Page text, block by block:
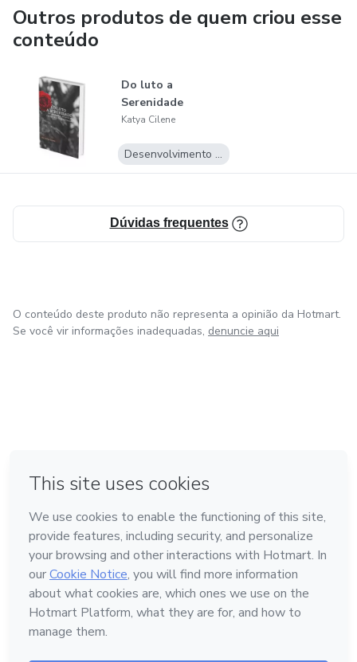
Outros produtos de quem criou esse
conteúdo
Do luto a
Serenidade
Katya Cilene
Desenvolvimento Pessoal
Dúvidas frequentes
O conteúdo deste produto não representa a opinião da Hotmart.
Se você vir informações inadequadas, denuncie aqui
Feito com ❤ em Bogotá
Conheça a Hotmart
Idioma
Português